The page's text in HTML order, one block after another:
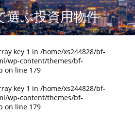
選ぶ投資用物件
key 1 in /home/xs244828/bf-
wp-content/themes/bf-
on line 179
key 1 in /home/xs244828/bf-
wp-content/themes/bf-
on line 179